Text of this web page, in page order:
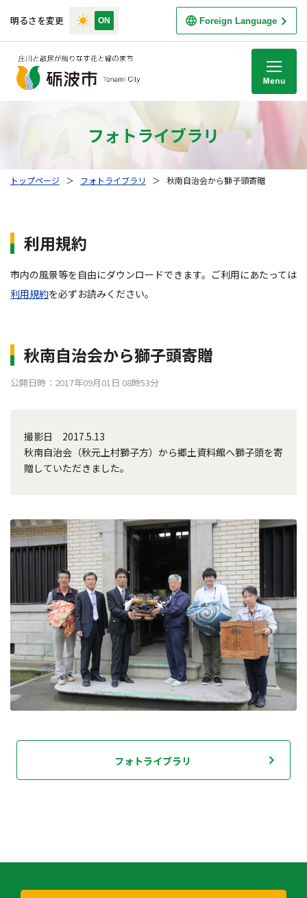
明るさを変更 Foreign Language
フォトライブラリ
トップページ ＞ フォトライブラリ ＞ 秋南自治会から獅子頭寄贈
利用規約
市内の風景等を自由にダウンロードできます。ご利用にあたっては
利用規約を必ずお読みください。
秋南自治会から獅子頭寄贈
公開日時：2017年09月01日 08時53分
撮影日 2017.5.13
秋南自治会（秋元上村獅子方）から郷土資料館へ獅子頭を寄
贈していただきました。
フォトライブラリ